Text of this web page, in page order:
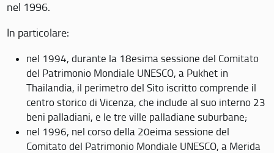
nel 1996.
In particolare:
nel 1994, durante la 18esima sessione del Comitato
del Patrimonio Mondiale UNESCO, a Pukhet in
Thailandia, il perimetro del Sito iscritto comprende il
centro storico di Vicenza, che include al suo interno 23
beni palladiani, e le tre ville palladiane suburbane;
nel 1996, nel corso della 20eima sessione del
Comitato del Patrimonio Mondiale UNESCO, a Merida